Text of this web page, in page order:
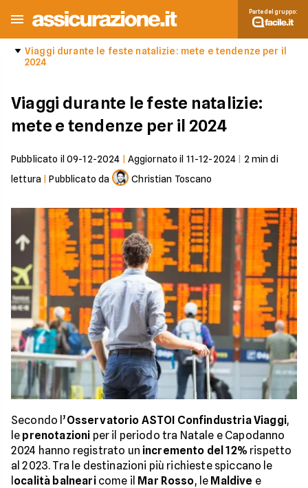
Parte del gruppo:
Viaggi durante le feste natalizie: mete e tendenze per il
2024
Viaggi durante le feste natalizie:
mete e tendenze per il 2024
Pubblicato il 09-12-2024 Aggiornato il 11-12-2024 2 min di
lettura |Pubblicato da Christian Toscano
Secondo l’Osservatorio ASTOI Confindustria Viaggi,
le prenotazioni per il periodo tra Natale e Capodanno
2024 hanno registrato un incremento del 12% rispetto
al 2023. Tra le destinazioni più richieste spiccano le
ocalità balnearicome il Mar Rosso, le Maldive e